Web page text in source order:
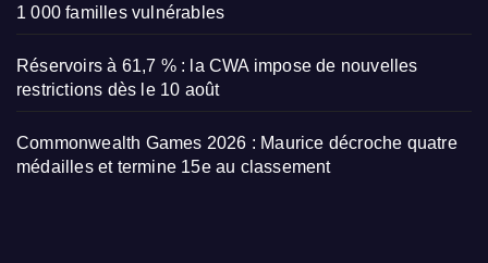
1 000 familles vulnérables
Réservoirs à 61,7 % : la CWA impose de nouvelles
restrictions dès le 10 août
Commonwealth Games 2026 : Maurice décroche quatre
médailles et termine 15e au classement